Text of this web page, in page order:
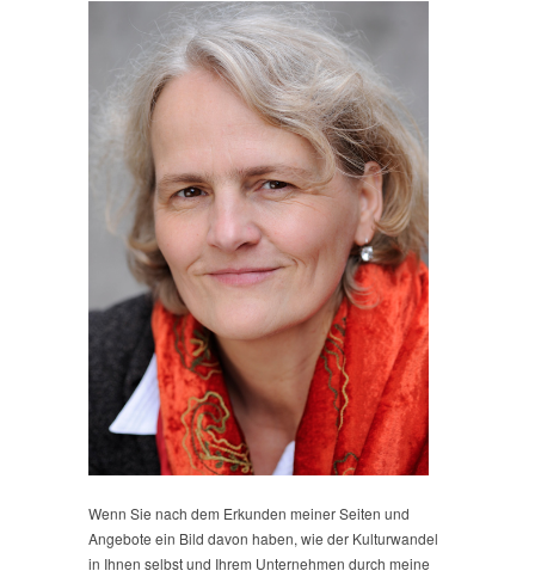
Wenn Sie nach dem Erkunden meiner Seiten und
Angebote ein Bild davon haben, wie der Kulturwandel
in Ihnen selbst und Ihrem Unternehmen durch meine